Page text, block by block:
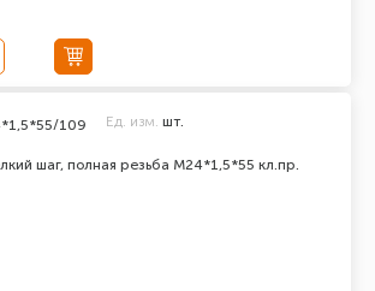
шаг, полная резьба M24*1,5*55 кл.пр.
109 Ед. изм. шт.